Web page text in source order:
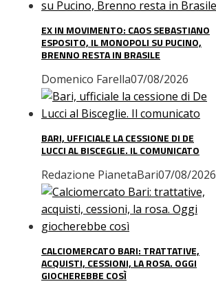
EX IN MOVIMENTO: CAOS SEBASTIANO
ESPOSITO, IL MONOPOLI SU PUCINO,
BRENNO RESTA IN BRASILE
Domenico Farella07/08/2026
BARI, UFFICIALE LA CESSIONE DI DE
LUCCI AL BISCEGLIE. IL COMUNICATO
Redazione PianetaBari07/08/2026
CALCIOMERCATO BARI: TRATTATIVE,
ACQUISTI, CESSIONI, LA ROSA. OGGI
GIOCHEREBBE COSÌ